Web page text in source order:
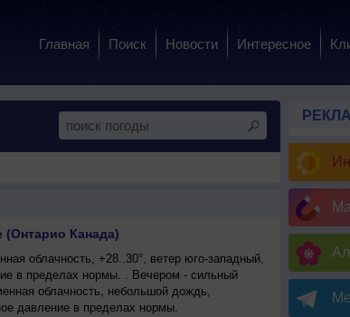
Главная Поиск Новости Интересное
(Онтарио Канада)
облачность, +28..30°, ветер юго-западный,
в пределах нормы. . Вечером - сильный
облачность, небольшой дождь,
давление в пределах нормы.